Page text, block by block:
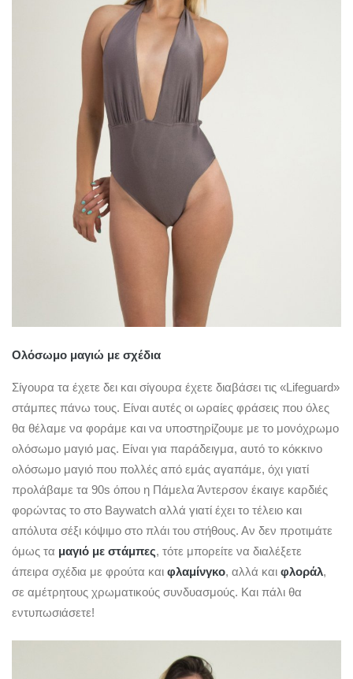
Ολόσωμο μαγιώ με σχέδια
Σίγουρα τα έχετε δει και σίγουρα έχετε διαβάσει τις «Lifeguard»
στάμπες πάνω τους. Είναι αυτές οι ωραίες φράσεις που όλες
θα θέλαμε να φοράμε και να υποστηρίζουμε με το μονόχρωμο
ολόσωμο μαγιό μας. Είναι για παράδειγμα, αυτό το κόκκινο
ολόσωμο μαγιό που πολλές από εμάς αγαπάμε, όχι γιατί
προλάβαμε τα 90s όπου η Πάμελα Άντερσον έκαιγε καρδιές
φορώντας το στο Baywatch αλλά γιατί έχει το τέλειο και
απόλυτα σέξι κόψιμο στο πλάι του στήθους. Αν δεν προτιμάτε
όμως τα μαγιό με στάμπες, τότε μπορείτε να διαλέξετε
άπειρα σχέδια με φρούτα και φλαμίνγκο, αλλά και φλοράλ,
σε αμέτρητους χρωματικούς συνδυασμούς. Και πάλι θα
εντυπωσιάσετε!